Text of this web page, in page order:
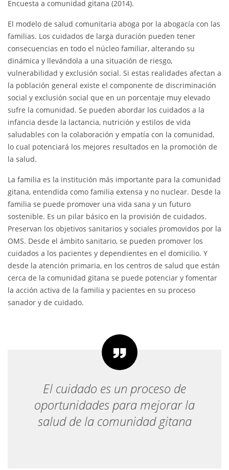
Encuesta a comunidad gitana (2014).
El modelo de salud comunitaria aboga por la abogacía con las
familias. Los cuidados de larga duración pueden tener
consecuencias en todo el núcleo familiar, alterando su
dinámica y llevándola a una situación de riesgo,
vulnerabilidad y exclusión social. Si estas realidades afectan a
la población general existe el componente de discriminación
social y exclusión social que en un porcentaje muy elevado
sufre la comunidad. Se pueden abordar los cuidados a la
infancia desde la lactancia, nutrición y estilos de vida
saludables con la colaboración y empatía con la comunidad,
lo cual potenciará los mejores resultados en la promoción de
la salud.
La familia es la institución más importante para la comunidad
gitana, entendida como familia extensa y no nuclear. Desde la
familia se puede promover una vida sana y un futuro
sostenible. Es un pilar básico en la provisión de cuidados.
Preservan los objetivos sanitarios y sociales promovidos por la
OMS. Desde el ámbito sanitario, se pueden promover los
cuidados a los pacientes y dependientes en el domicilio. Y
desde la atención primaria, en los centros de salud que están
cerca de la comunidad gitana se puede potenciar y fomentar
la acción activa de la familia y pacientes en su proceso
sanador y de cuidado.
El cuidado es un proceso de
oportunidades para mejorar la
salud de la comunidad gitana